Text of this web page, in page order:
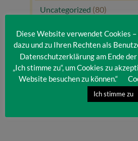
Uncategorized (80)
Diese Website verwendet Cookies
dazu und zu Ihren Rechten als
Datenschutzerklärung am Ende
„Ich stimme zu“, um Cookies zu
Website besuchen zu können.“
Ich stimme zu